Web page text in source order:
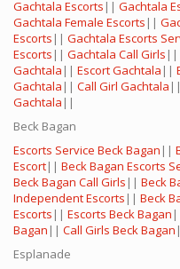
Gachtala Escorts || Gachtala
Gachtala Female Escorts ||
Escorts || Gachtala Escorts
Escorts || Gachtala Call Girls ||
Gachtala || Escort Gachtala ||
Gachtala || Call Girl Gachtala ||
Gachtala ||
Beck Bagan
Escorts Service Beck Bagan ||
Escort|| Beck Bagan Escorts
Beck Bagan Call Girls || Beck
Independent Escorts || Beck
Escorts || Escorts Beck Bagan
Bagan || Call Girls Beck Bagan
Esplanade